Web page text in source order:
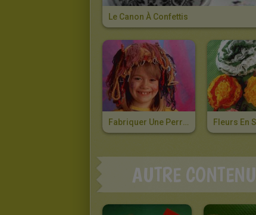
Le Canon À Confettis
AUTRE CONTENU